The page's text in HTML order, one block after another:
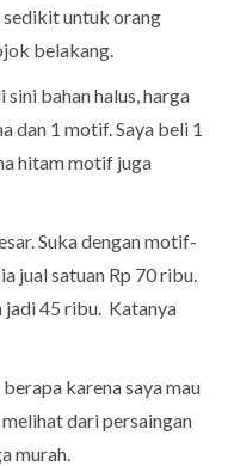
sedikit untuk orang
belakang.
sini bahan halus, harga
dan 1 motif. Saya beli 1
hitam motif juga
Suka dengan motif-
jual satuan Rp 70 ribu.
jadi 45 ribu. Katanya
karena saya mau
dari persaingan
murah.